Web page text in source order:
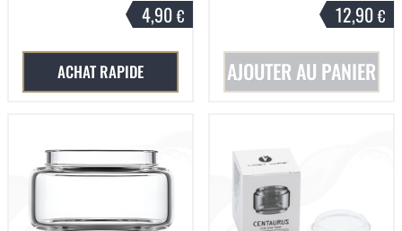
4,90€
ACHAT RAPIDE
12,90€
AJOUTER AU PANIER